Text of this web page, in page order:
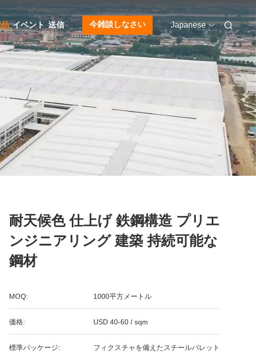
イベント 送信 今雑談しなさい Japanese
耐天候色 仕上げ 鉄鋼構造 プリエ
ンジニアリング 建築 持続可能な
鋼材
MOQ: 1000平方メートル
価格: USD 40-60 / sqm
標準パッケージ:
フィクスチャを備えたスチールパレット